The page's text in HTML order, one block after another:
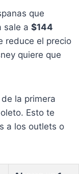
que
sale a $144
reduce el precio
quiere que
la primera
Esto te
a los outlets o